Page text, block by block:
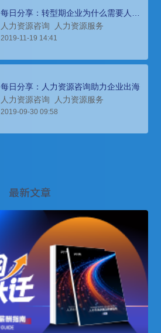
每日分享：转型期企业为什么需要人力
资源咨询服务？
人力资源咨询 人力资源服务
2019-11-19 14:41
每日分享：人力资源咨询助力企业出海
人力资源咨询
人力资源服务
2019-09-30 09:58
最新文章